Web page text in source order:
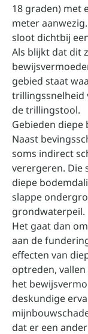
18 graden) met
meter
sloot dichtbij
Als blijkt dat dit
gebied staat
trillingssnelheid
de trillingstool.
Gebieden diepe
Naast
soms indirect
verergeren. Die
diepe
slappe
grondwaterpeil.
Het gaat dan
aan de
effecten van
optreden,
het
deskundige
dat er een